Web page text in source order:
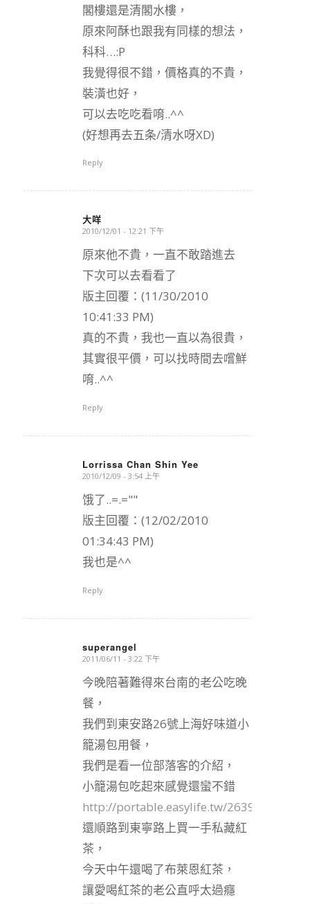
閣樓還是清閣水樓，
原來阿酥也跟我有同樣的想法，
科科…:P
我覺得很不錯，價格真的不貴，
裝潢也好，
可以去吃吃看唷..^^
(好想再去五条/清水呀XD)
Reply
大咩
says:
2010/12/01 - 12:21 下午
原來他不貴，一直不敢踏進去
下次可以去看看了
版主回覆：(11/30/2010
10:41:33 PM)
真的不貴，我也一直以為很貴，
其實很平價，可以找時間去嚐鮮
唷..^^
Reply
Lorrissa Chan Shin Yee
says:
2010/12/09 - 3:54 上午
饿了..=.=""
版主回覆：(12/02/2010
01:34:43 PM)
我也是^^
Reply
superangel
says:
2011/06/11 - 3:22 下午
今晚陪著難得來台南的老公吃晚
餐，
我們到東安路26號上海好味道小
籠湯包用餐，
我們是看一位部落客的介紹，
小籠湯包吃起來感覺還蠻不錯
http://portable.easylife.tw/2639
還順路到東寧路上買一手私藏紅
茶，
今天中午還喝了布萊恩紅茶，
讓愛喝紅茶的老公直呼太過癮